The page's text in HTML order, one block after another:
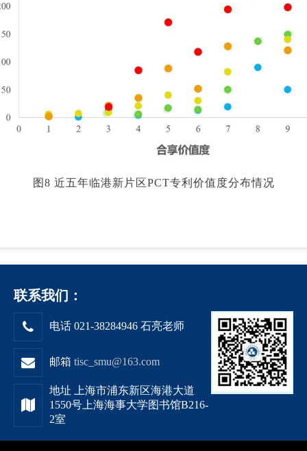
图8 近五年临港新片区PCT专利价值度分布情况
联系我们：
电话 021-38284946 石亮老师
邮箱 tisc_smu@163.com
地址 上海市浦东新区海港大道
1550号上海海事大学图书馆B216-
2室